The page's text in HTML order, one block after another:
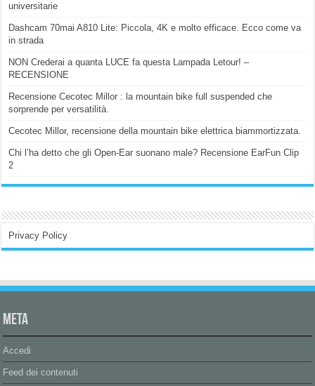
universitarie
Dashcam 70mai A810 Lite: Piccola, 4K e molto efficace. Ecco come va
in strada
NON Crederai a quanta LUCE fa questa Lampada Letour! –
RECENSIONE
Recensione Cecotec Millor : la mountain bike full suspended che
sorprende per versatilità.
Cecotec Millor, recensione della mountain bike elettrica biammortizzata.
Chi l’ha detto che gli Open-Ear suonano male? Recensione EarFun Clip
2
Privacy Policy
Meta
Accedi
Feed dei contenuti